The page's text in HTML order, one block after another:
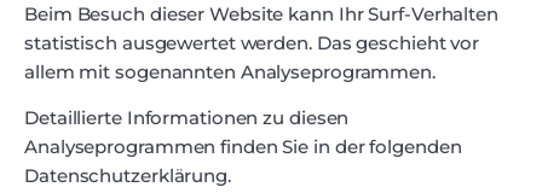
Beim Besuch dieser Website kann Ihr Surf-Verhalten
statistisch ausgewertet werden. Das geschieht vor
allem mit sogenannten Analyseprogrammen.
Detaillierte Informationen zu diesen
Analyseprogrammen finden Sie in der folgenden
Datenschutzerklärung.